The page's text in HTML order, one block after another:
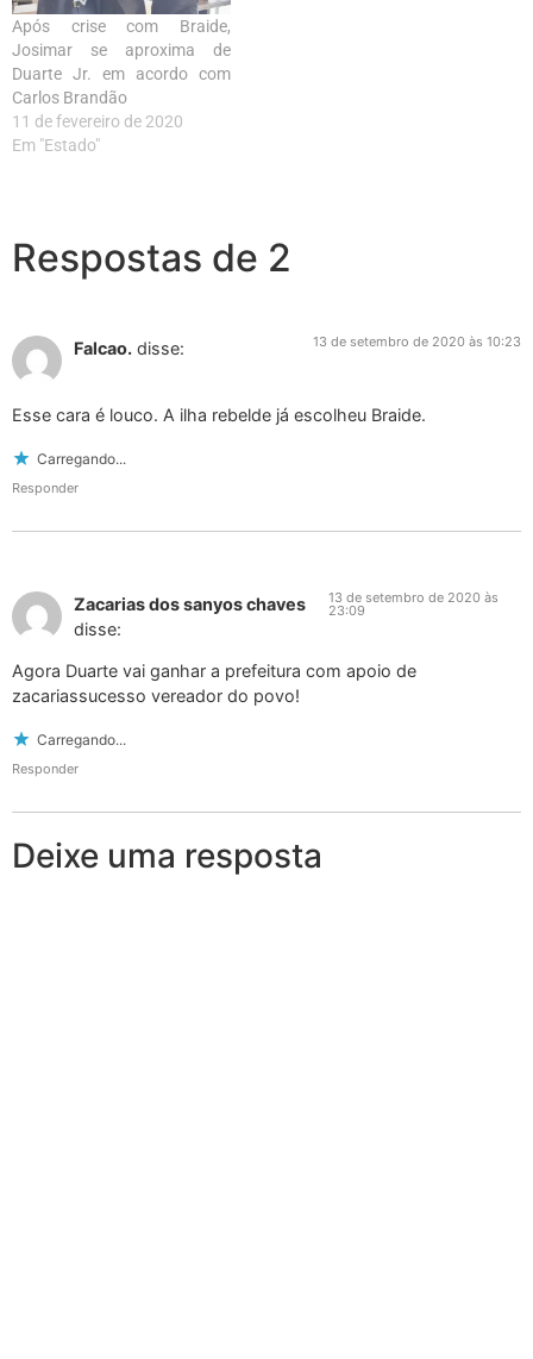
Após crise com Braide,
Josimar se aproxima de
Duarte Jr. em acordo com
Carlos Brandão
11 de fevereiro de 2020
Em "Estado"
Respostas de 2
Falcao. disse: 13 de setembro de 2020 às 10:23
Esse cara é louco. A ilha rebelde já escolheu Braide.
Carregando...
Responder
Zacarias dos sanyos chaves
disse:
13 de setembro de 2020 às
23:09
Agora Duarte vai ganhar a prefeitura com apoio de
zacariassucesso vereador do povo!
Carregando...
Responder
Deixe uma resposta